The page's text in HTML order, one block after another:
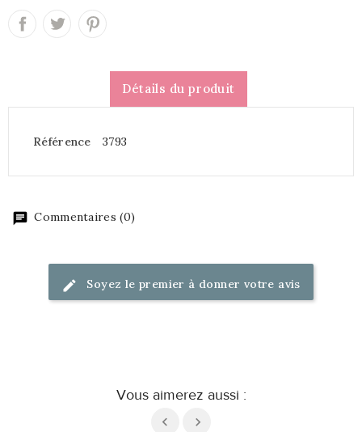
Détails du produit
Référence 3793
Commentaires (0)
Soyez le premier à donner votre avis
Vous aimerez aussi :